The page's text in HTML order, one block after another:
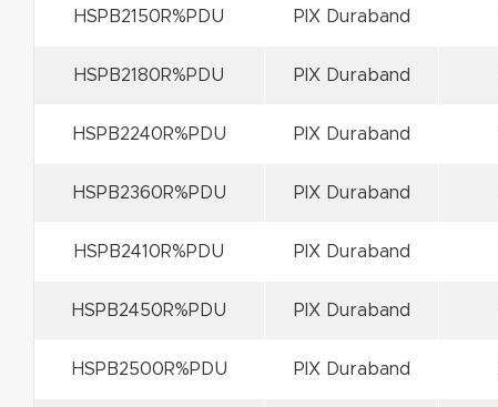
HSPB2150R%PDU PIX Duraband
HSPB2180R%PDU PIX Duraband
HSPB2240R%PDU PIX Duraband
HSPB2360R%PDU PIX Duraband
HSPB2410R%PDU PIX Duraband
HSPB2450R%PDU PIX Duraband
HSPB2500R%PDU PIX Duraband